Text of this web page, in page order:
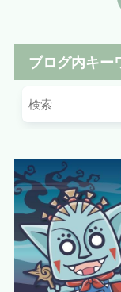
ブログ内キー